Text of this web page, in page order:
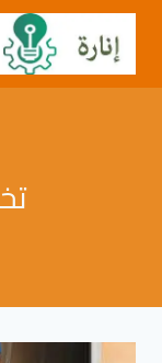
التجاوز
المحتوى